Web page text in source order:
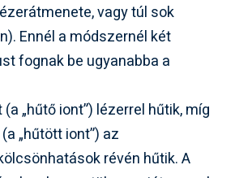
vagy túl sok
Ennél a módszernél két
fognak be ugyanabba a
„hűtő iont”) lézerrel hűtik, míg
„hűtött iont”) az
révén hűtik. A